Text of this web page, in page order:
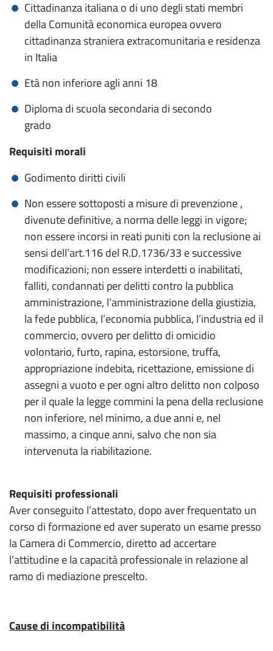
Cittadinanza italiana o di uno degli stati membri
della Comunità economica europea ovvero
cittadinanza straniera extracomunitaria e residenza
in Italia
Età non inferiore agli anni 18
Diploma di scuola secondaria di secondo
grado
Requisiti morali
Godimento diritti civili
Non essere sottoposti a misure di prevenzione ,
divenute definitive, a norma delle leggi in vigore;
non essere incorsi in reati puniti con la reclusione ai
sensi dell’art.116 del R.D.1736/33 e successive
modificazioni; non essere interdetti o inabilitati,
falliti, condannati per delitti contro la pubblica
amministrazione, l’amministrazione della giustizia,
la fede pubblica, l’economia pubblica, l’industria ed il
commercio, ovvero per delitto di omicidio
volontario, furto, rapina, estorsione, truffa,
appropriazione indebita, ricettazione, emissione di
assegni a vuoto e per ogni altro delitto non colposo
per il quale la legge commini la pena della reclusione
non inferiore, nel minimo, a due anni e, nel
massimo, a cinque anni, salvo che non sia
intervenuta la riabilitazione.
Requisiti professionali
Aver conseguito l’attestato, dopo aver frequentato un
corso di formazione ed aver superato un esame presso
la Camera di Commercio, diretto ad accertare
l’attitudine e la capacità professionale in relazione al
ramo di mediazione prescelto.
Cause di incompatibilità